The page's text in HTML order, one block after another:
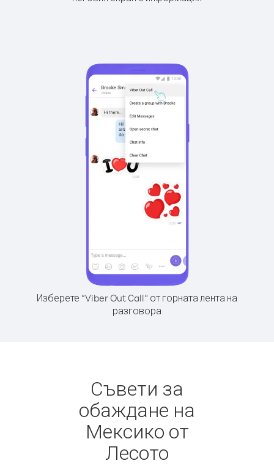
Изберете “Viber Out Call” от горната лента на
разговора
Съвети за
обаждане на
Мексико от
Лесото